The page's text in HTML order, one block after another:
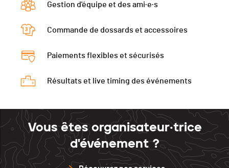
Gestion d'équipe et des ami·e·s
Commande de dossards et accessoires
Paiements flexibles et sécurisés
Résultats et live timing des événements
Vous êtes organisateur·trice
d'événement ?